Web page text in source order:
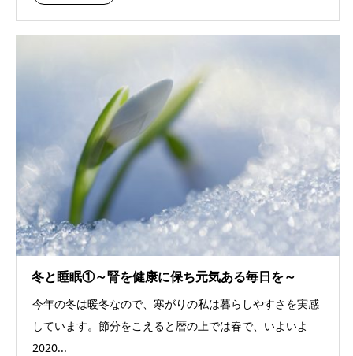
冬と睡眠①～腎を健康に保ち元気ある毎日を～
今年の冬は暖冬なので、寒がりの私は暮らしやすさを実感
しています。節分をこえると暦の上では春で、いよいよ
2020...